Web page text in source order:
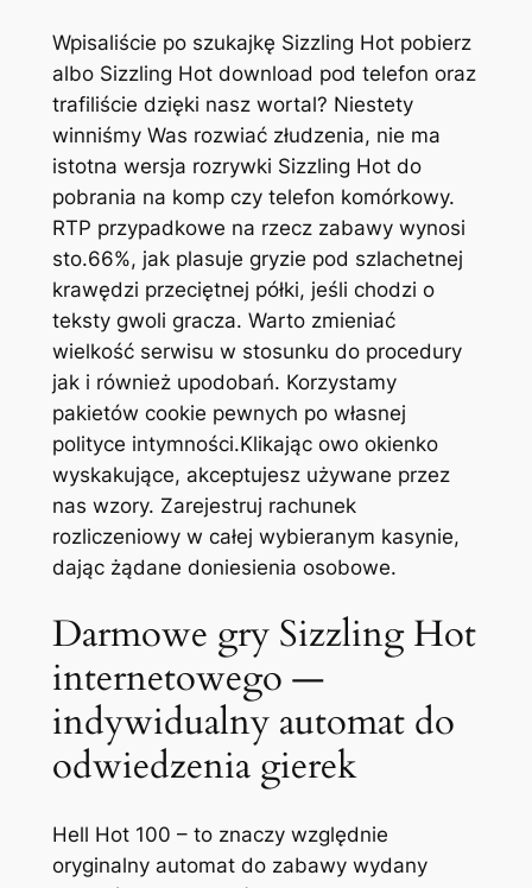
Wpisaliście po szukajkę Sizzling Hot pobierz
albo Sizzling Hot download pod telefon oraz
trafiliście dzięki nasz wortal? Niestety
winniśmy Was rozwiać złudzenia, nie ma
istotna wersja rozrywki Sizzling Hot do
pobrania na komp czy telefon komórkowy.
RTP przypadkowe na rzecz zabawy wynosi
sto.66%, jak plasuje gryzie pod szlachetnej
krawędzi przeciętnej półki, jeśli chodzi o
teksty gwoli gracza. Warto zmieniać
wielkość serwisu w stosunku do procedury
jak i również upodobań. Korzystamy
pakietów cookie pewnych po własnej
polityce intymności.Klikając owo okienko
wyskakujące, akceptujesz używane przez
nas wzory. Zarejestruj rachunek
rozliczeniowy w całej wybieranym kasynie,
dając żądane doniesienia osobowe.
Darmowe gry Sizzling Hot
internetowego —
indywidualny automat do
odwiedzenia gierek
Hell Hot 100 – to znaczy względnie
oryginalny automat do zabawy wydany